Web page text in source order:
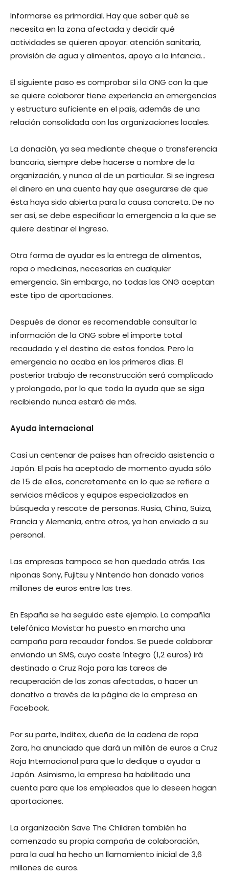
Informarse es primordial. Hay que saber qué se
necesita en la zona afectada y decidir qué
actividades se quieren apoyar: atención sanitaria,
provisión de agua y alimentos, apoyo a la infancia…
El siguiente paso es comprobar si la ONG con la que
se quiere colaborar tiene experiencia en emergencias
y estructura suficiente en el país, además de una
relación consolidada con las organizaciones locales.
La donación, ya sea mediante cheque o transferencia
bancaria, siempre debe hacerse a nombre de la
organización, y nunca al de un particular. Si se ingresa
el dinero en una cuenta hay que asegurarse de que
ésta haya sido abierta para la causa concreta. De no
ser así, se debe especificar la emergencia a la que se
quiere destinar el ingreso.
Otra forma de ayudar es la entrega de alimentos,
ropa o medicinas, necesarias en cualquier
emergencia. Sin embargo, no todas las ONG aceptan
este tipo de aportaciones.
Después de donar es recomendable consultar la
información de la ONG sobre el importe total
recaudado y el destino de estos fondos. Pero la
emergencia no acaba en los primeros días. El
posterior trabajo de reconstrucción será complicado
y prolongado, por lo que toda la ayuda que se siga
recibiendo nunca estará de más.
Ayuda internacional
Casi un centenar de países han ofrecido asistencia a
Japón. El país ha aceptado de momento ayuda sólo
de 15 de ellos, concretamente en lo que se refiere a
servicios médicos y equipos especializados en
búsqueda y rescate de personas. Rusia, China, Suiza,
Francia y Alemania, entre otros, ya han enviado a su
personal.
Las empresas tampoco se han quedado atrás. Las
niponas Sony, Fujitsu y Nintendo han donado varios
millones de euros entre las tres.
En España se ha seguido este ejemplo. La compañía
telefónica Movistar ha puesto en marcha una
campaña para recaudar fondos. Se puede colaborar
enviando un SMS, cuyo coste íntegro (1,2 euros) irá
destinado a Cruz Roja para las tareas de
recuperación de las zonas afectadas, o hacer un
donativo a través de la página de la empresa en
Facebook.
Por su parte, Inditex, dueña de la cadena de ropa
Zara, ha anunciado que dará un millón de euros a Cruz
Roja Internacional para que lo dedique a ayudar a
Japón. Asimismo, la empresa ha habilitado una
cuenta para que los empleados que lo deseen hagan
aportaciones.
La organización Save The Children también ha
comenzado su propia campaña de colaboración,
para la cual ha hecho un llamamiento inicial de 3,6
millones de euros.